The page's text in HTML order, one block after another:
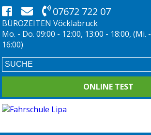
07672 722 07
BÜROZEITEN Vöcklabruck
Mo. - Do. 09:00 - 12:00, 13:00 - 18:00, (Mi.
16:00)
ONLINE TEST